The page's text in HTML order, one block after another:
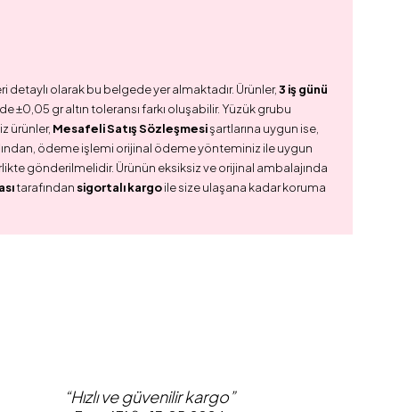
olarak bu belgede yer almaktadır. Ürünler,3 iş günü
gr altın toleransı farkı oluşabilir. Yüzük grubu
ürünler, Mesafeli Satış Sözleşmesişartlarına uygun ise,
ödeme işlemi orijinal ödeme yönteminiz ile uygun
gönderilmelidir. Ürünün eksiksiz ve orijinal ambalajında
tarafından sigortalı kargoile size ulaşana kadar koruma
“Hızlı ve güvenilir kargo”